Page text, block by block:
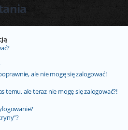
ale nie mogę się zalogować!
temu, ale teraz nie mogę się zalogować?!